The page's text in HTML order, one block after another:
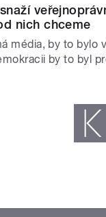
nich chceme
média, by to
by to byl
‹